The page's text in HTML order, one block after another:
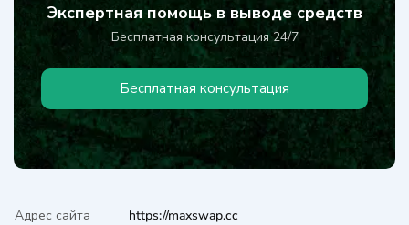
Экспертная помощь в выводе средств
Бесплатная консультация 24/7
Бесплатная консультация
Адрес сайта https://maxswap.cc